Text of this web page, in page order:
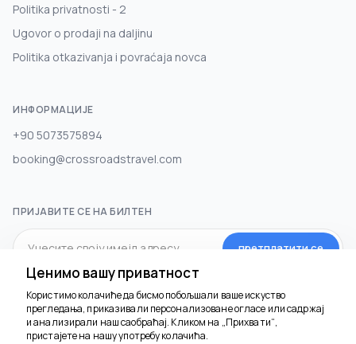
Politika privatnosti - 2
Ugovor o prodaji na daljinu
Politika otkazivanja i povraćaja novca
ИНФОРМАЦИЈЕ
+90 5073575894
booking@crossroadstravel.com
ПРИЈАВИТЕ СЕ НА БИЛТЕН
претплатити се
ДРУШТВЕНИ МЕДИЈИ
Ценимо вашу приватност
Користимо колачиће да бисмо побољшали ваше искуство
прегледања, приказивали персонализоване огласе или садржај
и анализирали наш саобраћај. Кликом на „Прихвати“,
пристајете на нашу употребу колачића.